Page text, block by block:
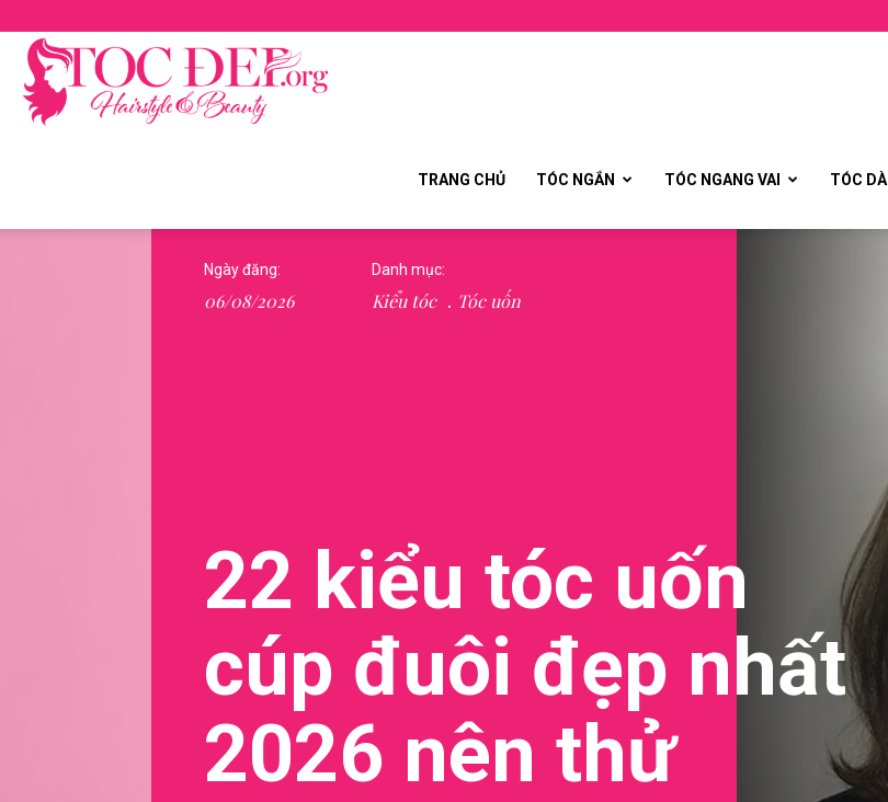
Tocdep.org
TRANG CHỦ TÓC NGẮN TÓC NGANG VAI TÓC DÀI
22 kiểu tóc uốn
cúp đuôi đẹp nhất
2026 nên thử
Ngày đăng:
06/08/2026
Danh mục:
Kiểu tóc Tóc uốn